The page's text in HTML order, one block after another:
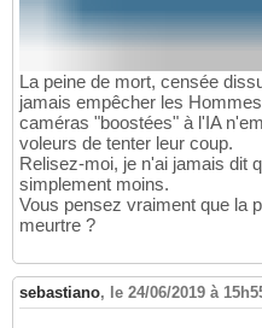
La peine de mort, censée
jamais empêcher les
caméras "boostées" à l'IA
voleurs de tenter leur coup.
Relisez-moi, je n'ai jamais dit
simplement moins.
Vous pensez vraiment que la
meurtre ?
sebastiano, le 24/06/2019 à